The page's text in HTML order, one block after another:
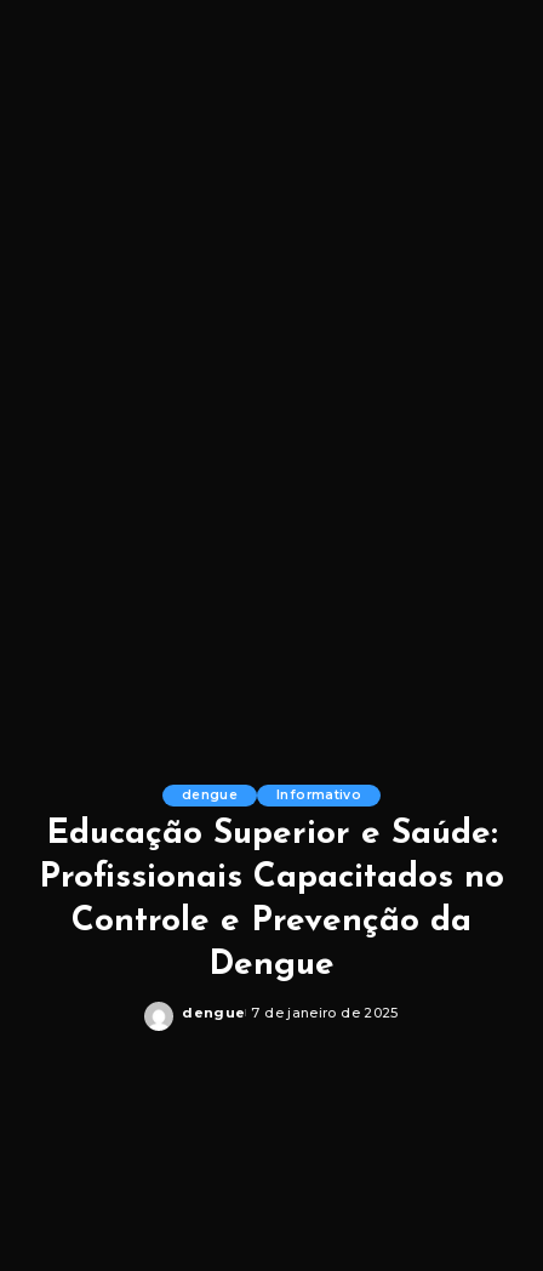
dengue Informativo
Educação Superior e Saúde:
Profissionais Capacitados no
Controle e Prevenção da
Dengue
Posted
dengue 7 de janeiro de 2025